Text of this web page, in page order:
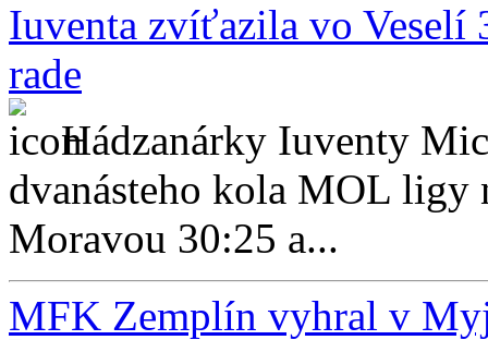
Iuventa zvíťazila vo Veselí
rade
Hádzanárky Iuventy
dvanásteho kola MOL ligy
Moravou 30:25 a...
MFK Zemplín vyhral v